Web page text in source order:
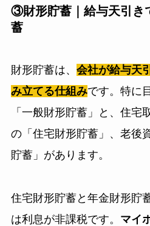
③財形貯蓄｜給与天引き
蓄
財形貯蓄は、 会社が給与天
み立てる仕組みです。特に
「一般財形貯蓄」と、住宅
の「住宅財形貯蓄」、老後
貯蓄」があります。
住宅財形貯蓄と年金財形貯
は利息が非課税です。 マイ